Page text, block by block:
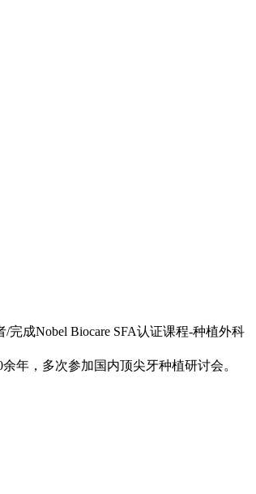
成Nobel Biocare SFA认证课程-种植外科
年，多次参加国内顶尖牙种植研讨会。